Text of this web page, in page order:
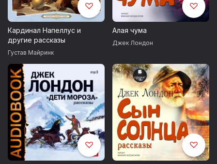
Кардинал Напеллус и
другие рассказы
Густав Майринк
Алая чума
Джек Лондон